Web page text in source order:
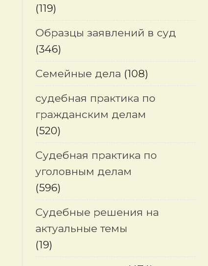
(119)
Образцы заявлений в суд
(346)
Семейные дела (108)
судебная практика по
гражданским делам
(520)
Судебная практика по
уголовным делам
(596)
Судебные решения на
актуальные темы
(19)